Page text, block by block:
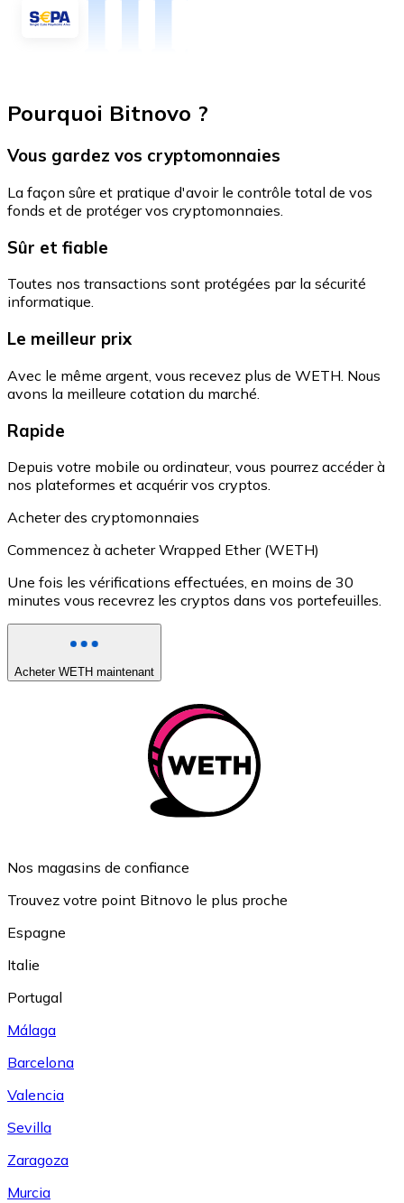
Pourquoi Bitnovo ?
Vous gardez vos cryptomonnaies
La façon sûre et pratique d'avoir le contrôle total de vos
fonds et de protéger vos cryptomonnaies.
Sûr et fiable
Toutes nos transactions sont protégées par la sécurité
informatique.
Le meilleur prix
Avec le même argent, vous recevez plus de WETH. Nous
avons la meilleure cotation du marché.
Rapide
Depuis votre mobile ou ordinateur, vous pourrez accéder à
nos plateformes et acquérir vos cryptos.
Acheter des cryptomonnaies
Commencez à acheter Wrapped Ether (WETH)
Une fois les vérifications effectuées, en moins de 30
minutes vous recevrez les cryptos dans vos portefeuilles.
Acheter WETH maintenant
Nos magasins de confiance
Trouvez votre point Bitnovo le plus proche
Espagne
Italie
Portugal
Málaga
Barcelona
Valencia
Sevilla
Zaragoza
Murcia